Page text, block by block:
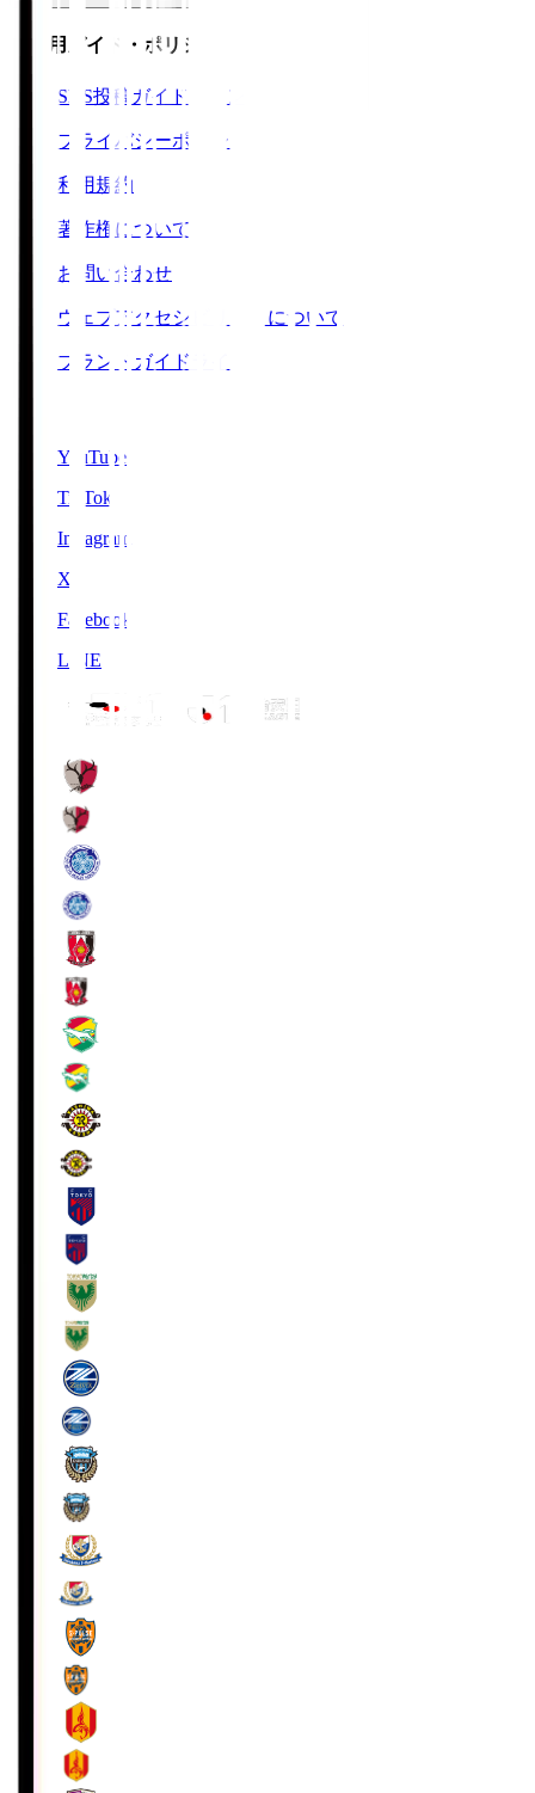
ご利用ガイド・ポリシー
SNS投稿ガイドライン
プライバシーポリシー
利用規約
著作権について
お問い合わせ
ウェブアクセシビリティについて
ブランドガイドライン
YouTube
TikTok
Instagram
X
Facebook
LINE